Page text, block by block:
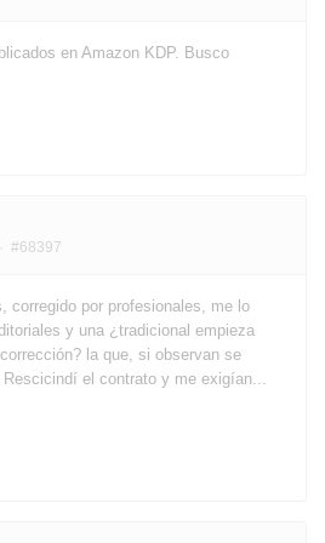
en Amazon KDP. Busco
#68397
corregido por profesionales, me lo
y una ¿tradicional empieza
la que, si observan se
el contrato y me exigían...